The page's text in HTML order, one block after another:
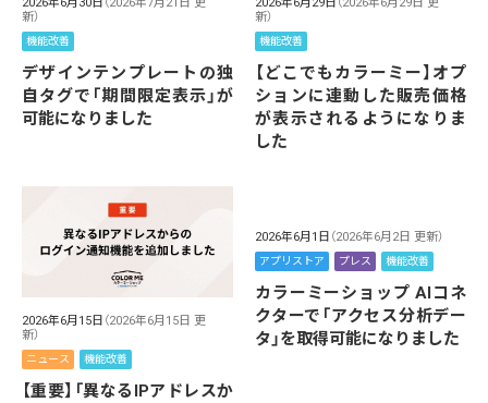
2026年6月30日 （2026年7月21日 更
新）
機能改善
デザインテンプレートの独
自タグで「期間限定表示」が
可能になりました
2026年6月29日 （2026年6月29日 更
新）
機能改善
【どこでもカラーミー】オプ
ションに連動した販売価格
が表示されるようになりま
した
2026年6月15日 （2026年6月15日 更
新）
ニュース 機能改善
【重要】「異なるIPアドレスか
2026年6月1日 （2026年6月2日 更新）
アプリストア プレス 機能改善
カラーミーショップ AIコネ
クターで「アクセス分析デー
タ」を取得可能になりました